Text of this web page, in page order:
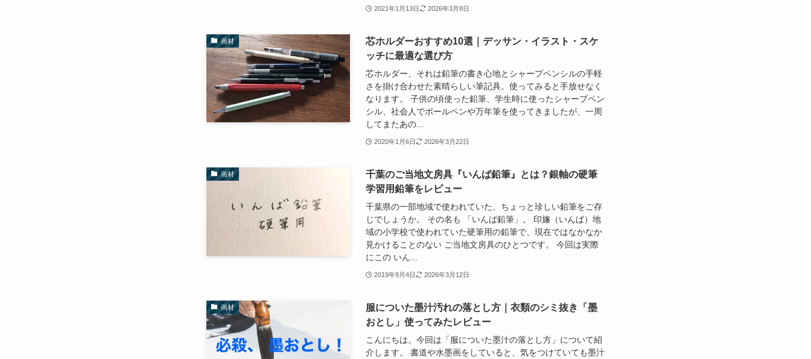
2021年1月13日 2026年3月8日
画材
芯ホルダーおすすめ10選｜デッサン・イラスト・スケ
ッチに最適な選び方
芯ホルダー、それは鉛筆の書き心地とシャープペンシルの手軽
さを掛け合わせた素晴らしい筆記具。使ってみると手放せなく
なります。 子供の頃使った鉛筆、学生時に使ったシャープペン
シル、社会人でボールペンや万年筆を使ってきましたが、一周
してまたあの...
2020年1月6日 2026年3月22日
画材
千葉のご当地文房具『いんば鉛筆』とは？銀軸の硬筆
学習用鉛筆をレビュー
千葉県の一部地域で使われていた、ちょっと珍しい鉛筆をご存
じでしょうか。 その名も 「いんば鉛筆」。 印旛（いんば）地
域の小学校で使われていた硬筆用の鉛筆で、現在ではなかなか
見かけることのない ご当地文房具のひとつです。 今回は実際
にこの いん...
2019年9月4日 2026年3月12日
画材
服についた墨汁汚れの落とし方｜衣類のシミ抜き「墨
おとし」使ってみたレビュー
こんにちは。今回は「服についた墨汁の落とし方」について紹
介します。 書道や水墨画をしていると、気をつけていても墨汁